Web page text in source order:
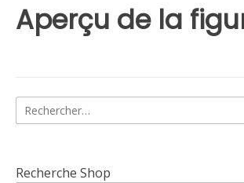
Aperçu de la
Rechercher :
Recherche Shop